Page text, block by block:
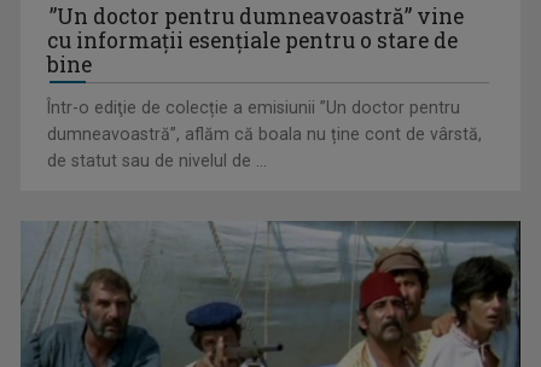
EVENIMENT ESTIVAL - Taberele ARC – Acolo unde începe
ACASĂ
”Un doctor pentru dumneavoastră” vine
cu informații esențiale pentru o stare de
bine
Într-o ediţie de colecție a emisiunii ”Un doctor pentru
dumneavoastră”, aflăm că boala nu ține cont de vârstă,
de statut sau de nivelul de ...